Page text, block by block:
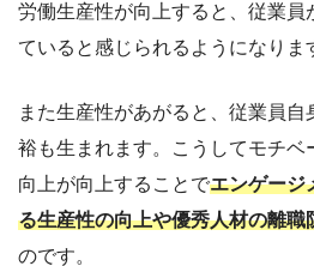
労働生産性が向上すると、従業員
ていると感じられるようになりま
また生産性があがると、従業員
裕も生まれます。こうしてモチベ
向上が向上することでエンゲージ
る生産性の向上や優秀人材の離職
のです。